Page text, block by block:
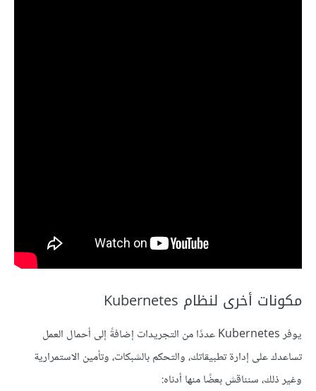
مكونات أخرى لنظام Kubernetes
يوفر Kubernetes عددًا من التجريدات إضافةً إلى أحمال العمل
تساعدك على إدارة تطبيقاتك، والتحكم بالشبكات، وتأمين الاستمرارية
وغير ذلك، سنناقش بعضًا منها أدناه: